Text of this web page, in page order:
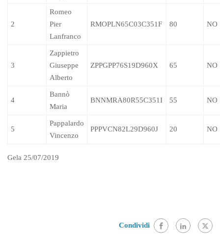
2
Romeo
Pier
Lanfranco
RMOPLN65C03C351F 80 NO
3
Zappietro
Giuseppe
Alberto
ZPPGPP76S19D960X 65 NO
4
Bannò
Maria
BNNMRA80R55C351I 55 NO
5
Pappalardo
Vincenzo
PPPVCN82L29D960J 20 NO
Gela 25/07/2019
Condividi